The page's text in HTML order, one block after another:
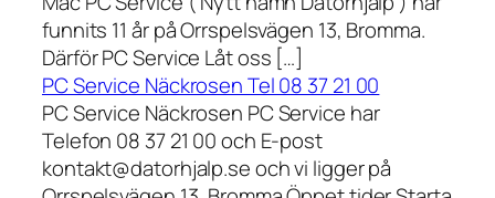
funnits 11 år på Orrspelsvägen 13, Bromma.
Därför PC Service Låt oss […]
PC Service Näckrosen Tel 08 37 21 00
PC Service Näckrosen PC Service har
Telefon 08 37 21 00 och E-post
kontakt@datorhjalp.se och vi ligger på